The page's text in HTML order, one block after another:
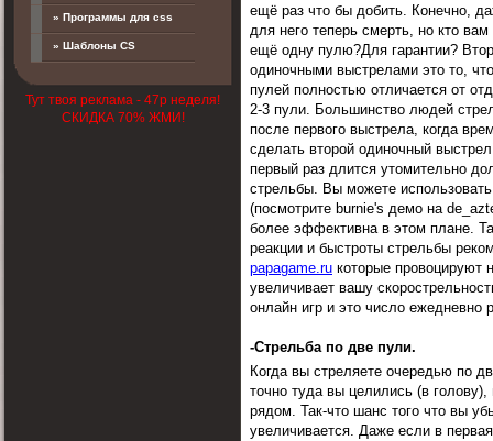
ещё раз что бы добить. Конечно,
для него теперь смерть, но кто
ещё одну пулю?Для гарантии?
одиночными выстрелами это то,
пулей полностью отличается от
2-3 пули. Большинство людей
после первого выстрела, когда
сделать второй одиночный
первый раз длится утомительно
стрельбы. Вы можете
(посмотрите burnie's демо на
более эффективна в этом плане.
реакции и быстроты стрельбы
papagame.ru которые провоцируют
увеличивает вашу
онлайн игр и это число ежедневно
-Стрельба по две пули.
Когда вы стреляете очередью по
точно туда вы целились (в голову),
рядом. Так-что шанс того что вы
увеличивается. Даже если в
» Программы для css
» Шаблоны CS
Тут твоя реклама - 47р неделя!
СКИДКА 70% ЖМИ!